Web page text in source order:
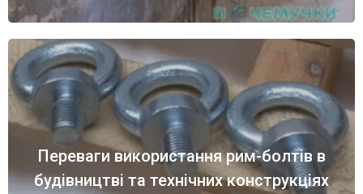
Переваги використання рим-болтів в
будівництві та технічних конструкціях